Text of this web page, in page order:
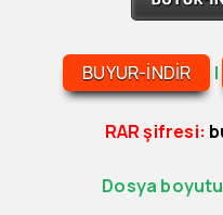
BUYUR-INDIR |
RAR şifresi:
Dosya